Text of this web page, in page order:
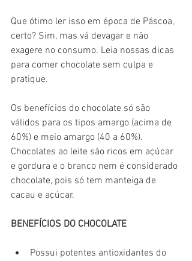
Que ótimo ler isso em época de Páscoa,
certo? Sim, mas vá devagar e não
exagere no consumo. Leia nossas dicas
para comer chocolate sem culpa e
pratique.
Os benefícios do chocolate só são
válidos para os tipos amargo (acima de
60%) e meio amargo (40 a 60%).
Chocolates ao leite são ricos em açúcar
e gordura e o branco nem é considerado
chocolate, pois só tem manteiga de
cacau e açúcar.
BENEFÍCIOS DO CHOCOLATE
Possui potentes antioxidantes do